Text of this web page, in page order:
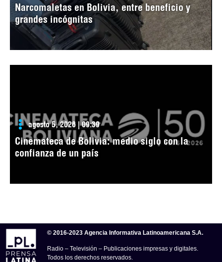
Narcomaletas en Bolivia, entre beneficio y
grandes incógnitas
agosto 5, 2026 | 09:39
Cinemateca de Bolivia: medio siglo con la
confianza de un país
© 2016-2023 Agencia Informativa Latinoamericana S.A.
Radio – Televisión – Publicaciones impresas y digitales.
Todos los derechos reservados.